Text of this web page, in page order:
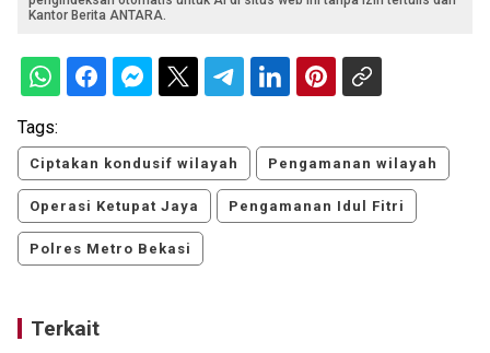
Kantor Berita ANTARA.
Tags:
Ciptakan kondusif wilayah Pengamanan wilayah
Operasi Ketupat Jaya Pengamanan Idul Fitri
Polres Metro Bekasi
Terkait